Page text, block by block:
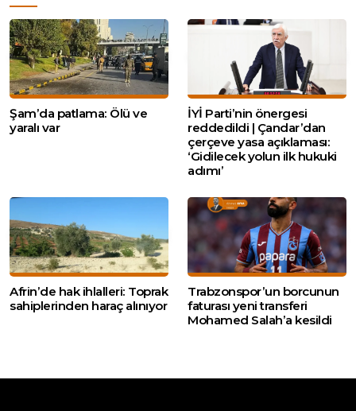
Şam’da patlama: Ölü ve
yaralı var
İYİ Parti’nin önergesi
reddedildi | Çandar’dan
çerçeve yasa açıklaması:
‘Gidilecek yolun ilk hukuki
adımı’
Afrin’de hak ihlalleri: Toprak
sahiplerinden haraç alınıyor
Trabzonspor’un borcunun
faturası yeni transferi
Mohamed Salah’a kesildi